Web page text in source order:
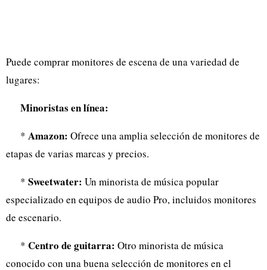
Puede comprar monitores de escena de una variedad de
lugares:
Minoristas en línea:
* Amazon: Ofrece una amplia selección de monitores de
etapas de varias marcas y precios.
* Sweetwater: Un minorista de música popular
especializado en equipos de audio Pro, incluidos monitores
de escenario.
* Centro de guitarra: Otro minorista de música
conocido con una buena selección de monitores en el